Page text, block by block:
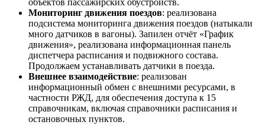
объектов пассажирских обустройств.
Мониторинг движения поездов: реализована
подсистема мониторинга движения поездов (натыкали
много датчиков в вагоны). Запилен отчёт «График
движения», реализована информационная панель
диспетчера расписания и подвижного состава.
Продолжаем устанавливать датчики в поезда.
Внешнее взаимодействие: реализован
информационный обмен с внешними ресурсами, в
частности РЖД, для обеспечения доступа к 15
справочникам, включая справочники расписания и
остановочных пунктов.